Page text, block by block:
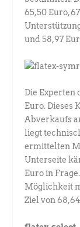
65,50 Euro,
und 58,97
Die Experten
Euro. Dieses
Abverkaufs
liegt
ermittelten
Unterseite
Euro in
Möglichkeit
Ziel von